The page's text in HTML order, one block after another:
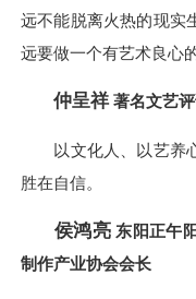
远不能脱离火热的现实
远要做一个有艺术良心
仲呈祥著名文艺
以文化人、以艺养心
胜在自信。
侯鸿亮 东阳正午
制作产业协会会长